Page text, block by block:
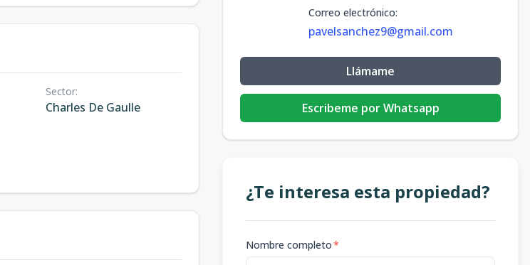
Sector:
Charles De Gaulle
Correo electrónico:
pavelsanchez9@gmail.com
Llámame
Escribeme por Whatsapp
¿Te interesa esta propiedad?
Nombre completo*